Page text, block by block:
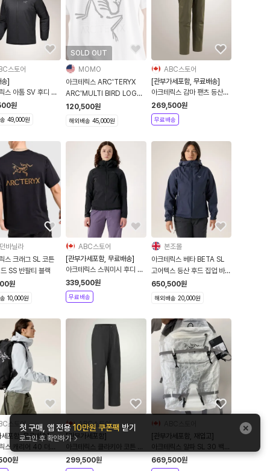
첫 구매, 앱 전용10만원 쿠폰팩 받기
로그인 후 확인하기
스토어
]
스 아톰 SV 후디 자
원
49,000원
SOLD OUT
MOMO
아크테릭스 ARC'TERYX
ARC'MULTI BIRD LOGO
SHIRT SS MEN White
Light
120,500원
해외배송 45,000원
ABC스토어
[관부가세포함, 무료배송]
아크테릭스 감마 팬츠 등산바
지 하이킹 등산복 남성용 남자
바지 10481
269,500원
무료배송
바닐라
스 크래그 SL 코튼
SS 반팔티 블랙
원
10,000원
ABC스토어
[관부가세포함, 무료배송]
아크테릭스 스쿼미시 후디 우
먼스 여성용 바람막이
10268
339,500원
무료배송
본조몰
아크테릭스 베타 BETA SL
고어텍스 등산 후드 집업 바람
막이 자켓 여성 블랙 사파이어
650,500원
해외배송 20,000원
스토어
포함, 무료배송]
스 캐리어 40 더플
방 백팩
원
ABC스토어
[관부가세포함]
아크테릭스 클라키아 코튼 와
이드 팬츠 여성용 크로닌
299,500원
[관부가세포함, 재입고]
아크테릭스 알파 SL 30 백팩
등산 가방
669,500원